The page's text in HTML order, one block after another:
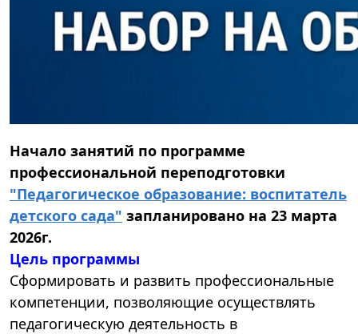
Начало занятий по программе
профессиональной переподготовки
"Педагогическое образование: воспитатель
детского сада" запланировано на 23 марта
2026г.
Цель программы
Сформировать и развить профессиональные
компетенции, позволяющие осуществлять
педагогическую деятельность в